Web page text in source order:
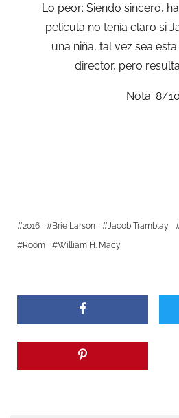
Lo peor: Siendo sincero,
película no tenía claro si
una niña, tal vez sea
director, pero
Nota: 8/10
2016 Brie Larson Jacob Tramblay
Room
William H. Macy